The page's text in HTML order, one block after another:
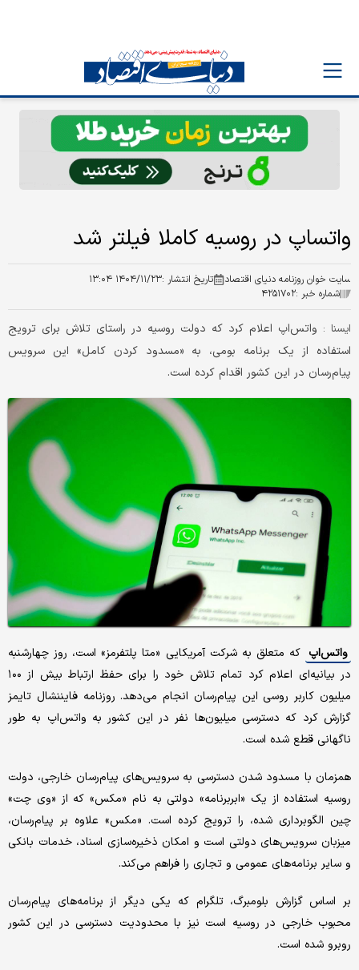
واتساپ در روسیه کاملا فیلتر شد
سایت خوان روزنامه دنیای اقتصاد تاریخ انتشار :۱۴۰۴/۱۱/۲۳ ۱۳:۰۴
شماره خبر :۴۲۵۱۷۰۲
ایسنا : واتس‌اپ اعلام کرد که دولت روسیه در راستای تلاش برای ترویج
استفاده از یک برنامه بومی، به «مسدود کردن کامل» این سرویس
پیام‌رسان در این کشور اقدام کرده است.
واتس‌اپ که متعلق به شرکت آمریکایی «متا پلتفرمز» است، روز چهارشنبه
در بیانیه‌ای اعلام کرد تمام تلاش خود را برای حفظ ارتباط بیش از ۱۰۰
میلیون کاربر روسی این پیام‌رسان انجام می‌دهد. روزنامه فایننشال تایمز
گزارش کرد که دسترسی میلیون‌ها نفر در این کشور به واتس‌اپ به طور
ناگهانی قطع شده‌ است.
همزمان با مسدود شدن دسترسی به سرویس‌های پیام‌رسان خارجی، دولت
روسیه استفاده از یک «ابربرنامه» دولتی به نام «مکس» که از «وی چت»
چین الگوبرداری شده، را ترویج کرده است. «مکس» علاوه بر پیام‌رسان،
میزبان سرویس‌های دولتی است و امکان ذخیره‌سازی اسناد، خدمات بانکی
و سایر برنامه‌های عمومی و تجاری را فراهم می‌کند.
بر اساس گزارش بلومبرگ، تلگرام که یکی دیگر از برنامه‌های پیام‌رسان
محبوب خارجی در روسیه است نیز با محدودیت دسترسی در این کشور
روبرو شده است.